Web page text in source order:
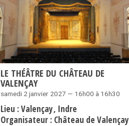
LE THÉÂTRE DU CHÂTEAU DE
VALENÇAY
samedi 2 janvier 2027 — 16h00 à 16h30
Lieu :Valençay Indre
Organisateur : Château de Valençay